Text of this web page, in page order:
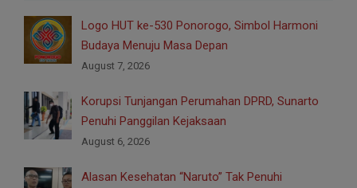
Logo HUT ke-530 Ponorogo, Simbol Harmoni
Budaya Menuju Masa Depan
August 7, 2026
Korupsi Tunjangan Perumahan DPRD, Sunarto
Penuhi Panggilan Kejaksaan
August 6, 2026
Alasan Kesehatan “Naruto” Tak Penuhi